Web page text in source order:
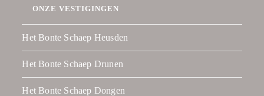
ONZE VESTIGINGEN
Het Bonte Schaep Heusden
Het Bonte Schaep Drunen
Het Bonte Schaep Dongen